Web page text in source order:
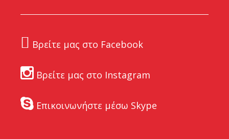
Βρείτε μας στο Facebook
Βρείτε μας στο Instagram
Επικοινωνήστε μέσω Skype